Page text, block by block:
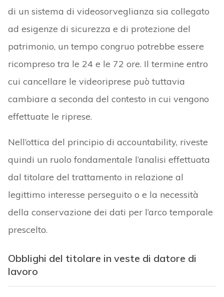
di un sistema di videosorveglianza sia collegato
ad esigenze di sicurezza e di protezione del
patrimonio, un tempo congruo potrebbe essere
ricompreso tra le 24 e le 72 ore. Il termine entro
cui cancellare le videoriprese può tuttavia
cambiare a seconda del contesto in cui vengono
effettuate le riprese.
Nell’ottica del principio di accountability, riveste
quindi un ruolo fondamentale l’analisi effettuata
dal titolare del trattamento in relazione al
legittimo interesse perseguito o e la necessità
della conservazione dei dati per l’arco temporale
prescelto.
Obblighi del titolare in veste di datore di
lavoro